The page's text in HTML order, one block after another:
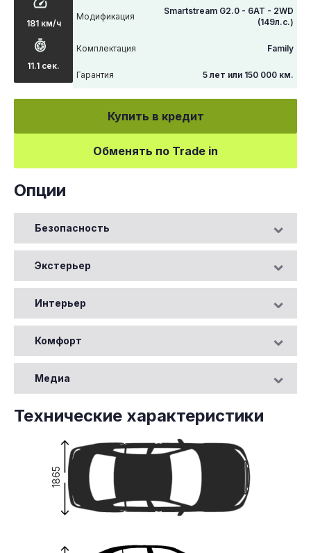
181 км/ч
11.1 сек.
Модификация
Smartstream G2.0 - 6AT - 2WD
(149л.с.)
Комплектация Family
Гарантия 5 лет или 150 000 км.
Купить в кредит
Обменять по Trade in
Опции
Безопасность
Экстерьер
Интерьер
Комфорт
Медиа
Технические характеристики
1865